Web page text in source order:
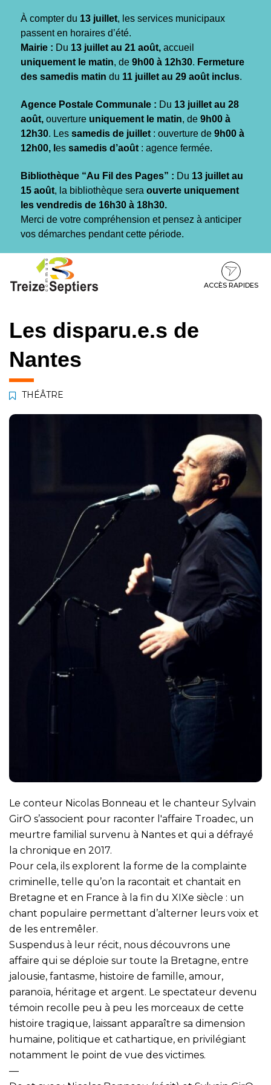
À compter du 13 juillet, les services municipaux
passent en horaires d’été.
Mairie : Du 13 juillet au 21 août, accueil
uniquement le matin, de 9h00 à 12h30. Fermeture
des samedis matin du 11 juillet au 29 août inclus.
Agence Postale Communale : Du 13 juillet au 28
août, ouverture uniquement le matin, de 9h00 à
12h30. Les samedis de juillet : ouverture de 9h00 à
12h00, l es samedis d’août : agence fermée.
Bibliothèque “Au Fil des Pages” : Du 13 juillet au
15 août, la bibliothèque sera ouverte uniquement
les vendredis de 16h30 à 18h30.
Merci de votre compréhension et pensez à anticiper
vos démarches pendant cette période.
contenu
pied
ACCÈS RAPIDES
Les disparu.e.s de
Nantes
THÉÂTRE
Le conteur Nicolas Bonneau et le chanteur Sylvain
GirO s’associent pour raconter l'affaire Troadec, un
meurtre familial survenu à Nantes et qui a défrayé
la chronique en 2017.
Pour cela, ils explorent la forme de la complainte
criminelle, telle qu’on la racontait et chantait en
Bretagne et en France à la fin du XIXe siècle : un
chant populaire permettant d’alterner leurs voix et
de les entremêler.
Suspendus à leur récit, nous découvrons une
affaire qui se déploie sur toute la Bretagne, entre
jalousie, fantasme, histoire de famille, amour,
paranoïa, héritage et argent. Le spectateur devenu
témoin recolle peu à peu les morceaux de cette
histoire tragique, laissant apparaître sa dimension
humaine, politique et cathartique, en privilégiant
notamment le point de vue des victimes.
—